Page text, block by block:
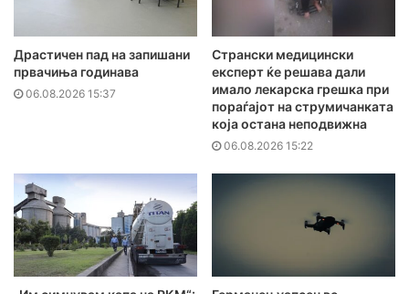
Драстичен пад на запишани
првачиња годинава
06.08.2026 15:37
Странски медицински
експерт ќе решава дали
имало лекарска грешка при
пораѓајот на струмичанката
која остана неподвижна
06.08.2026 15:22